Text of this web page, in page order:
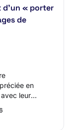
d'un « porter
de
en
leur